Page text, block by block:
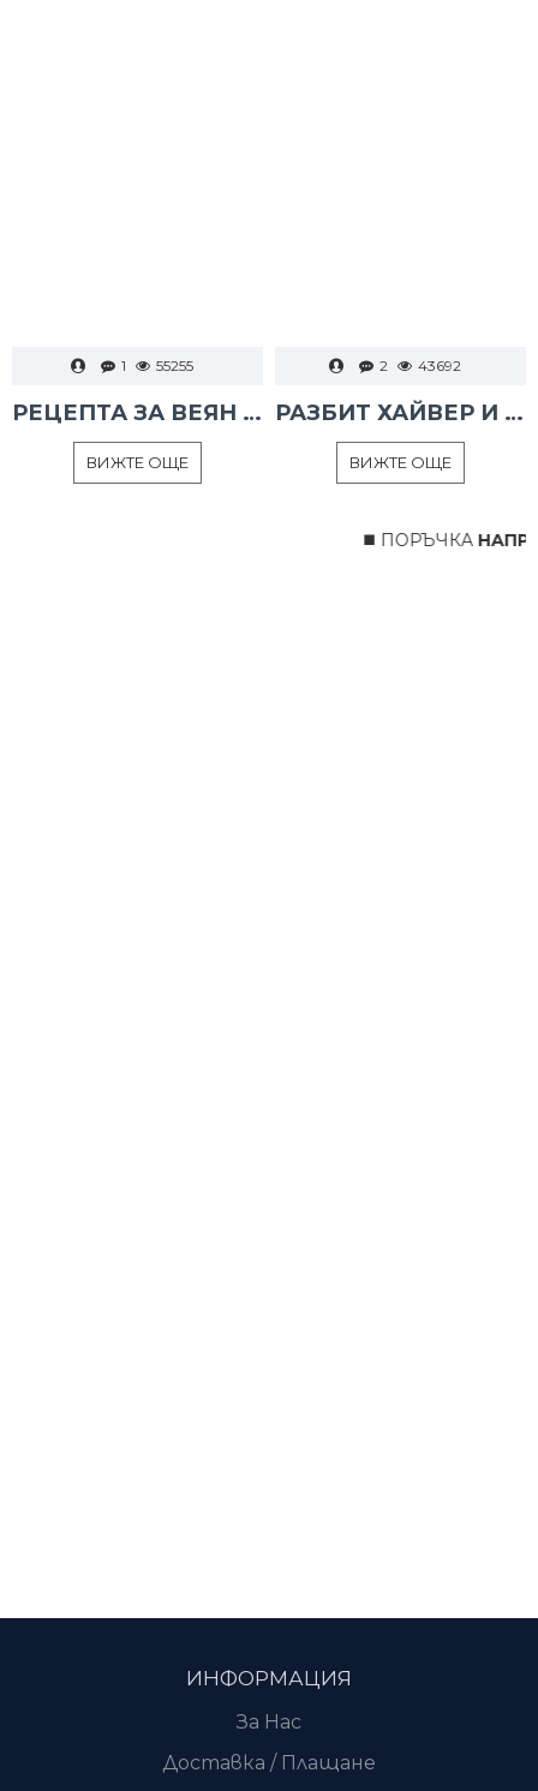
1 55255
РЕЦЕПТА ЗА ВЕЯН ПАЛАМУД
ВИЖТЕ ОЩЕ
2 43692
РАЗБИТ ХАЙВЕР И ТАРАМА
ВИЖТЕ ОЩЕ
◼️ ПОРЪЧКА
ИНФОРМАЦИЯ
За Нас
Доставка / Плащане